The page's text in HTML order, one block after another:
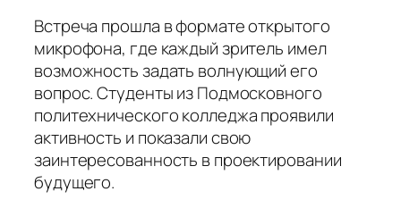
Встреча прошла в формате открытого
микрофона, где каждый зритель имел
возможность задать волнующий его
вопрос. Студенты из Подмосковного
политехнического колледжа проявили
активность и показали свою
заинтересованность в проектировании
будущего.